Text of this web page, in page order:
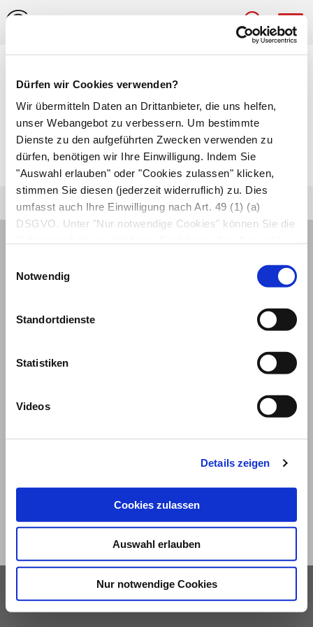
Dürfen wir Cookies verwenden?
Wir übermitteln Daten an Drittanbieter, die uns helfen,
unser Webangebot zu verbessern. Um bestimmte
Dienste zu den aufgeführten Zwecken verwenden zu
dürfen, benötigen wir Ihre Einwilligung. Indem Sie
"Auswahl erlauben" oder "Cookies zulassen" klicken,
stimmen Sie diesen (jederzeit widerruflich) zu. Dies
umfasst auch Ihre Einwilligung nach Art. 49 (1) (a)
DSGVO. Unter "Nur notwendige Cookies" können Sie die
Notwendig
Standortdienste
Statistiken
Videos
Details zeigen
Cookies zulassen
Auswahl erlauben
Nur notwendige Cookies
Lokalrezidiv
Erneutes Auftreten einer Erkrankung in
derselben Körperregion.
Impressum und Nutzungsbedingungen
Datenschutz Privatsphäre